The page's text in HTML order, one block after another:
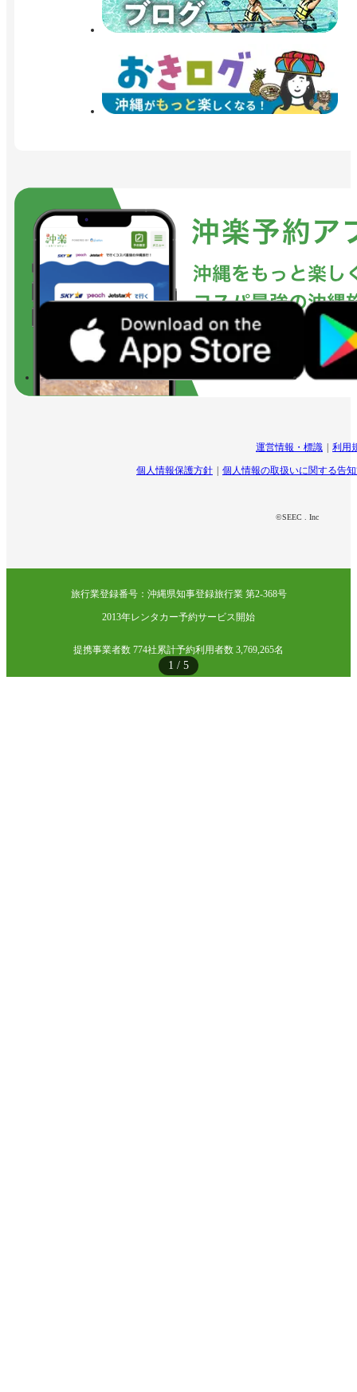
1 / 5
運営情報・標識 利用
個人情報保護方針 個人情報の取扱いに関する告
©SEEC . Inc
旅行業登録番号：沖縄県知事登録旅行業 第2-368号
2013年レンタカー予約サービス開始
提携事業者数 774社累計予約利用者数 3,769,265名